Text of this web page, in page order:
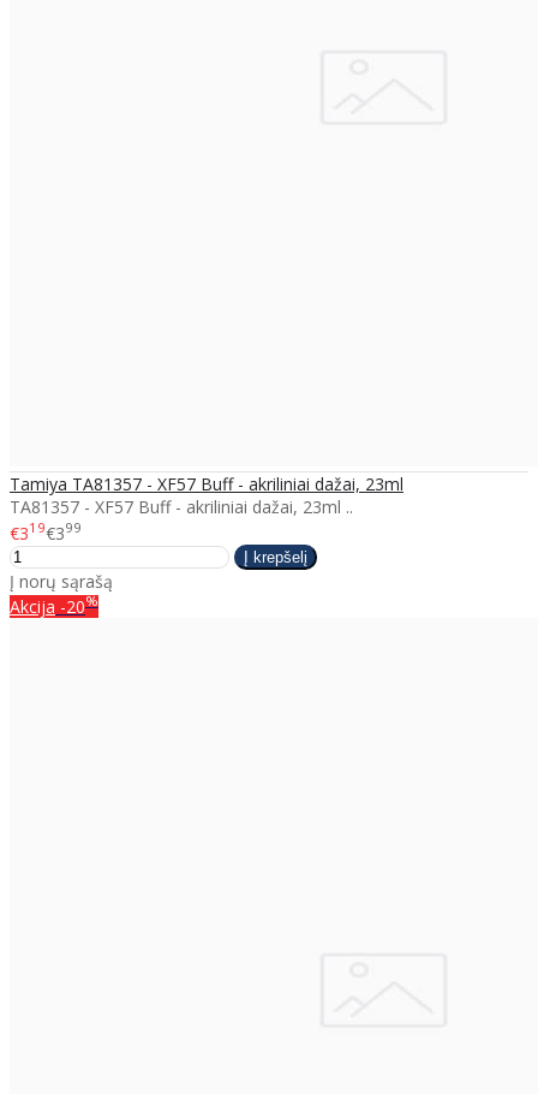
Tamiya TA81357 - XF57 Buff - akriliniai dažai, 23ml
TA81357 - XF57 Buff - akriliniai dažai, 23ml ..
€319€399
Į norų sąrašą
Akcija -20%